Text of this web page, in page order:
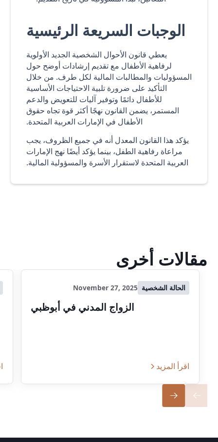
الوجبات السريعة الرئيسية
يعطي قانون الأحوال الشخصية الجديد الأولوية
لرفاهية الأطفال مع تقديم إرشادات أوضح حول
المسؤوليات والمطالبات المالية لكل طرف. من خلال
التأكيد على ضرورة تلبية الاحتياجات الأساسية
للأطفال دائمًا وتوفير آليات للتعويض والدعم
المستمر، يضمن القانون نهجًا أكثر قوة تجاه حقوق
الأطفال في الإمارات العربية المتحدة.
يؤكد هذا القانون المعدل أنه في جميع الظروف، يجب
مراعاة رفاهية الطفل، بينما يؤكد أيضًا نهج الإمارات
العربية المتحدة لاستقرار الأسرة والمسؤولية المالية.
مقالات أخرى
الحالة الشخصية November 27, 2025
الزواج المدني في أبوظبي
اقرأ المزيد